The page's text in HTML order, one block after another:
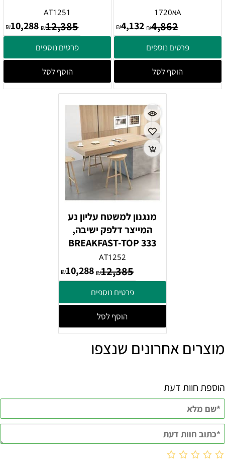
Aא1720
₪4,862
₪4,132
פרטים נוספים
הוסף לסל
AT1251
₪12,385
₪10,288
פרטים נוספים
הוסף לסל
מנגנון למשטח עליון נע
המייצר דלפק ישיבה,
BREAKFAST-TOP 333
AT1252
₪12,385
₪10,288
פרטים נוספים
הוסף לסל
מוצרים אחרונים שנצפו
הוספת חוות דעת